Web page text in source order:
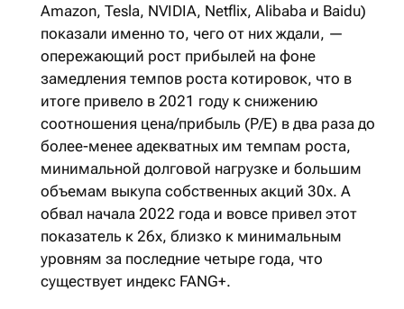
Amazon, Tesla, NVIDIA, Netflix, Alibaba и Baidu)
показали именно то, чего от них ждали, —
опережающий рост прибылей на фоне
замедления темпов роста котировок, что в
итоге привело в 2021 году к снижению
соотношения цена/прибыль (Р/Е) в два раза до
более-менее адекватных им темпам роста,
минимальной долговой нагрузке и большим
объемам выкупа собственных акций 30х. А
обвал начала 2022 года и вовсе привел этот
показатель к 26х, близко к минимальным
уровням за последние четыре года, что
существует индекс FANG+.